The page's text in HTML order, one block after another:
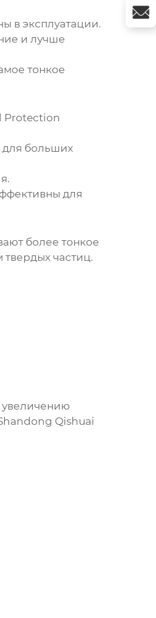
в эксплуатации.
и лучше
тонкое
Protection
для больших
для
более тонкое
частиц.
увеличению
Qishuai